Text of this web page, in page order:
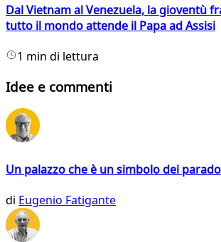
Dal Vietnam al Venezuela, la gioventù
tutto il mondo attende il Papa ad Assisi
1 min di lettura
Idee e commenti
Un palazzo che è un simbolo dei
di Eugenio Fatigante